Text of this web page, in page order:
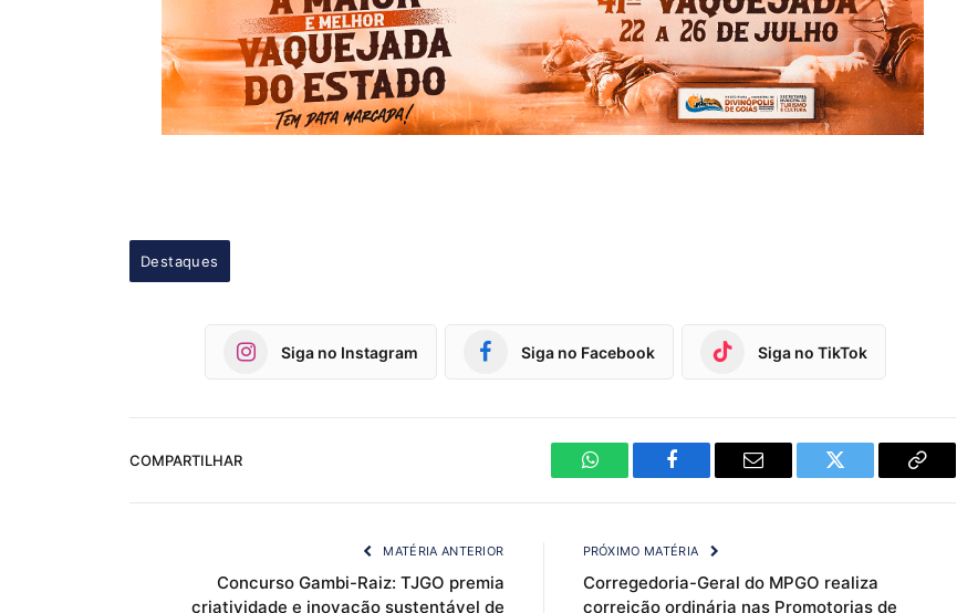
Destaques
Siga no Instagram Siga no Facebook Siga no TikTok
COMPARTILHAR
WhatsAppFacebook Email Twitter
Copy
MATÉRIA ANTERIOR
Concurso Gambi-Raiz: TJGO premia
criatividade e inovação sustentável de
PRÓXIMO MATÉRIA
Corregedoria-Geral do MPGO realiza
correição ordinária nas Promotorias de